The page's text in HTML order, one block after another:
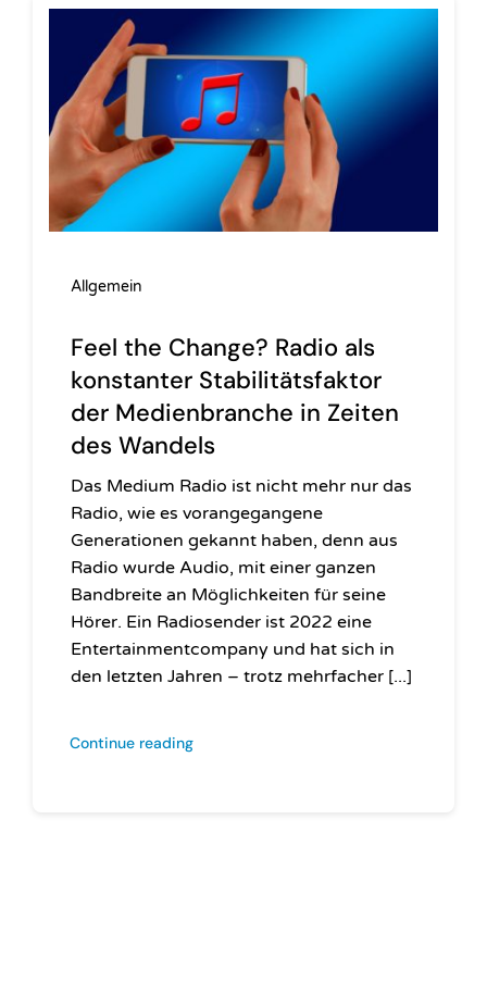
Allgemein
Feel the Change? Radio als
konstanter Stabilitätsfaktor
der Medienbranche in Zeiten
des Wandels
Das Medium Radio ist nicht mehr nur das
Radio, wie es vorangegangene
Generationen gekannt haben, denn aus
Radio wurde Audio, mit einer ganzen
Bandbreite an Möglichkeiten für seine
Hörer. Ein Radiosender ist 2022 eine
Entertainmentcompany und hat sich in
den letzten Jahren – trotz mehrfacher [...]
Continue reading